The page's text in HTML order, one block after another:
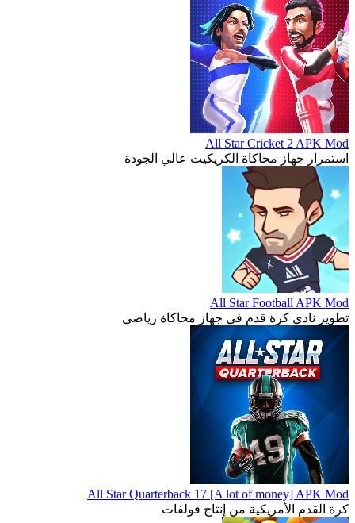
All Star Cricket 2 APK Mod
استمرار جهاز محاكاة الكريكيت عالي الجودة
All Star Football APK Mod
تطوير نادي كرة قدم في جهاز محاكاة رياضي
All Star Quarterback 17 [A lot of money] APK Mod
كرة القدم الأمريكية من إنتاج فولفات